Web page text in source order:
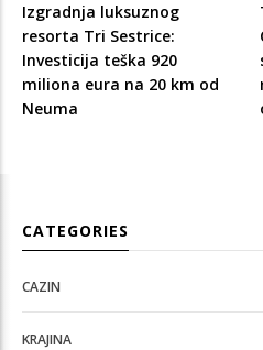
Izgradnja luksuznog
resorta Tri Sestrice:
Investicija teška 920
miliona eura na 20 km od
Neuma
CATEGORIES
CAZIN
KRAJINA